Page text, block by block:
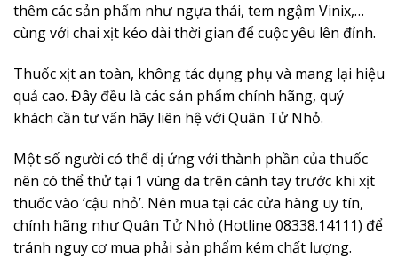
thêm các sản phẩm như ngựa thái, tem ngậm Vinix,…
cùng với chai xịt kéo dài thời gian để cuộc yêu lên đỉnh.
Thuốc xịt an toàn, không tác dụng phụ và mang lại hiệu
quả cao. Đây đều là các sản phẩm chính hãng, quý
khách cần tư vấn hãy liên hệ với Quân Tử Nhỏ.
Một số người có thể dị ứng với thành phần của thuốc
nên có thể thử tại 1 vùng da trên cánh tay trước khi xịt
thuốc vào ‘cậu nhỏ’. Nên mua tại các cửa hàng uy tín,
chính hãng như Quân Tử Nhỏ (Hotline 08338.14111) để
tránh nguy cơ mua phải sản phẩm kém chất lượng.